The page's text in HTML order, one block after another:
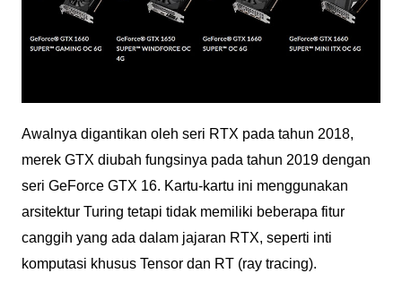
Awalnya digantikan oleh seri RTX pada tahun 2018,
merek GTX diubah fungsinya pada tahun 2019 dengan
seri GeForce GTX 16. Kartu-kartu ini menggunakan
arsitektur Turing tetapi tidak memiliki beberapa fitur
canggih yang ada dalam jajaran RTX, seperti inti
komputasi khusus Tensor dan RT (ray tracing).